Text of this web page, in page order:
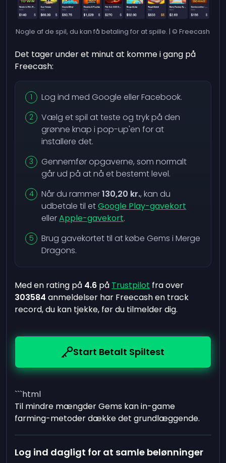
Nogle af de spil, du kan få betaling for at spille. | © Freecash
Det tager under et minut at komme i gang på
Freecash:
Log ind med Google eller Facebook.
Vælg et spil at teste og tryk på den
grønne knap i pop-up'en for at
installere det.
Gennemfør opgaverne, som normalt
går ud på at nå et bestemt level.
Når du rammer130,20 kr., kan du
udbetale til etGoogle Play-gavekort
ellerApple-gavekort.
Brug gavekortet til at købe Gems i Merge
Dragons.
Med en rating på 4.6 på Trustpilot fra over
303584 anmeldelser har Freecash en track
record, du kan tjekke, før du tilmelder dig.
Start Betalt Spiltest
```html
Til mindre mængder Gems kan in-game
farming-metoder dække det grundlæggende.
Log ind dagligt for at samle belønninger